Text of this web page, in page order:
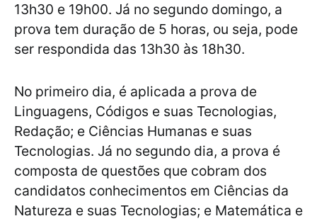
13h30 e 19h00. Já no segundo domingo, a
prova tem duração de 5 horas, ou seja, pode
ser respondida das 13h30 às 18h30.
No primeiro dia, é aplicada a prova de
Linguagens, Códigos e suas Tecnologias,
Redação; e Ciências Humanas e suas
Tecnologias. Já no segundo dia, a prova é
composta de questões que cobram dos
candidatos conhecimentos em Ciências da
Natureza e suas Tecnologias; e Matemática e